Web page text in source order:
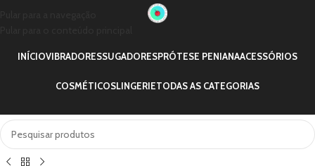
INÍCIOVIBRADORESSUGADORESPRÓTESE PENIANAACESSÓRIOS
COSMÉTICOSLINGERIETODAS AS CATEGORIAS